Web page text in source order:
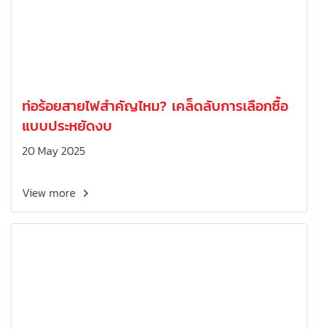
ท่อร้อยสายไฟสำคัญไหม? เคล็ดลับการเลือกซื้อ
แบบประหยัดงบ
20 May 2025
View more